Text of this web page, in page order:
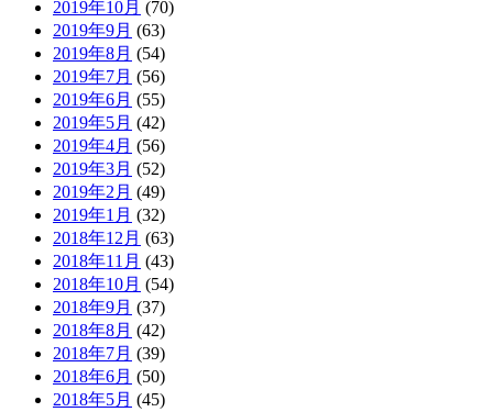
2019年10月 (70)
2019年9月 (63)
2019年8月 (54)
2019年7月 (56)
2019年6月 (55)
2019年5月 (42)
2019年4月 (56)
2019年3月 (52)
2019年2月 (49)
2019年1月 (32)
2018年12月 (63)
2018年11月 (43)
2018年10月 (54)
2018年9月 (37)
2018年8月 (42)
2018年7月 (39)
2018年6月 (50)
2018年5月 (45)